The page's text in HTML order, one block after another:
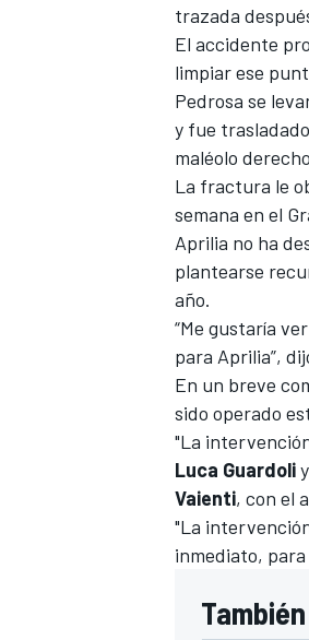
FÓRMULA E
WRC
trazada
El accidente
limpiar ese
Pedrosa se
y fue
maléolo
La fractura le
semana en el
Aprilia no ha
plantearse
año.
“Me gustaría
para Aprilia”,
En un breve
sido operado
"La
Luca Guardoliy
Vaienti, con el
"La
inmediato,